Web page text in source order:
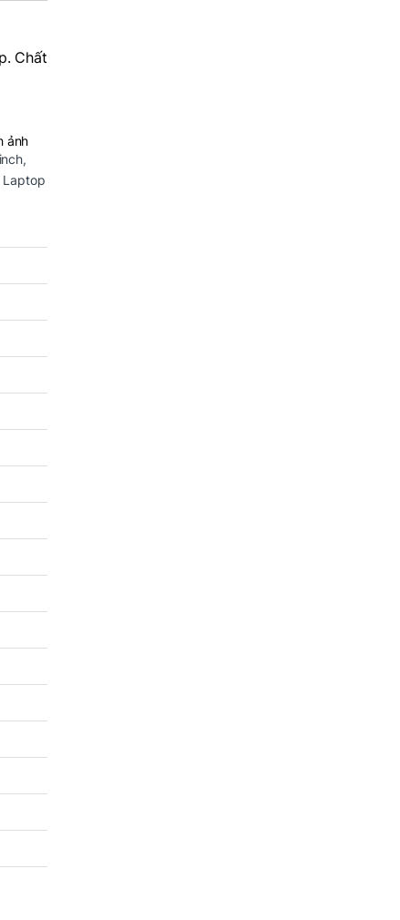
Chất
ảnh
Điều
như
,
Laptop